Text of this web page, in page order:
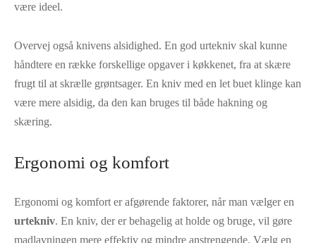
være ideel.
Overvej også knivens alsidighed. En god urtekniv skal kunne
håndtere en række forskellige opgaver i køkkenet, fra at skære
frugt til at skrælle grøntsager. En kniv med en let buet klinge kan
være mere alsidig, da den kan bruges til både hakning og
skæring.
Ergonomi og komfort
Ergonomi og komfort er afgørende faktorer, når man vælger en
urtekniv. En kniv, der er behagelig at holde og bruge, vil gøre
madlavningen mere effektiv og mindre anstrengende. Vælg en